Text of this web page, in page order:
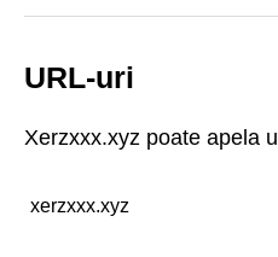
URL-uri
Xerzxxx.xyz poate apela
xerzxxx.xyz